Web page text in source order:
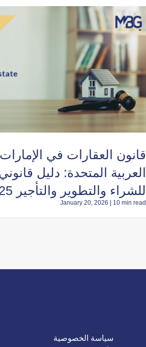
قانون العقارات في الإمارات
العربية المتحدة: دليل
للشراء والتطوير والتأجير 2025
January 20, 2026 | 10 min read
سياسة الخصوصية